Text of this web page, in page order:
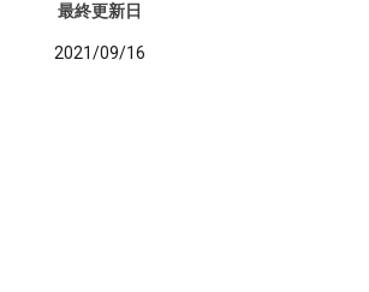
最終更新日
2021/09/16